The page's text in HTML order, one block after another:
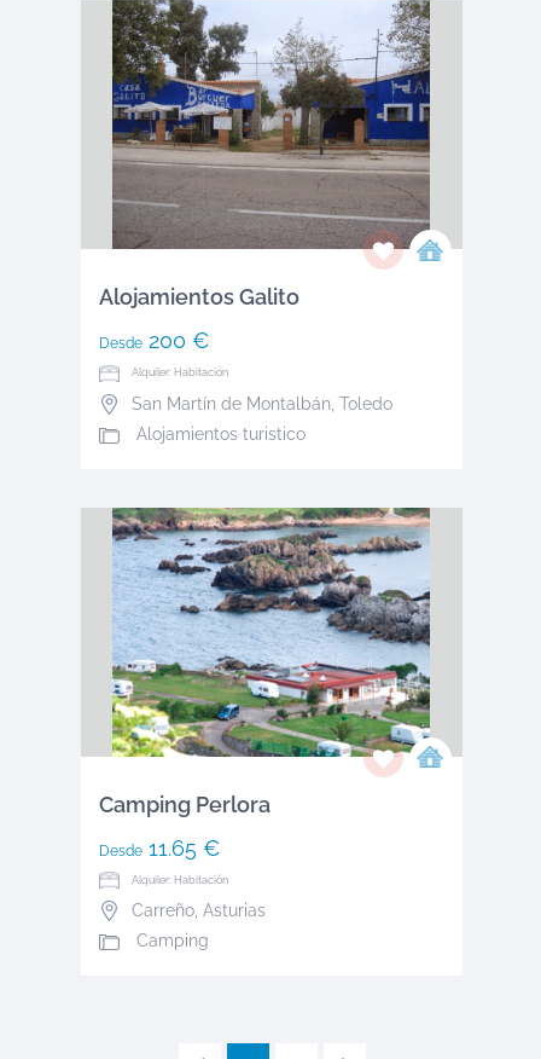
Alojamientos Galito
Desde200 €
Alquiler: Habitación
San Martín de Montalbán Toledo
Alojamientos turistico
Camping Perlora
Desde11.65 €
Alquiler: Habitación
Carreño, Asturias
Camping